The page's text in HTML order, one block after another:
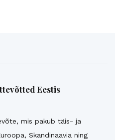
Eestis
mis pakub täis- ja
Skandinaavia ning